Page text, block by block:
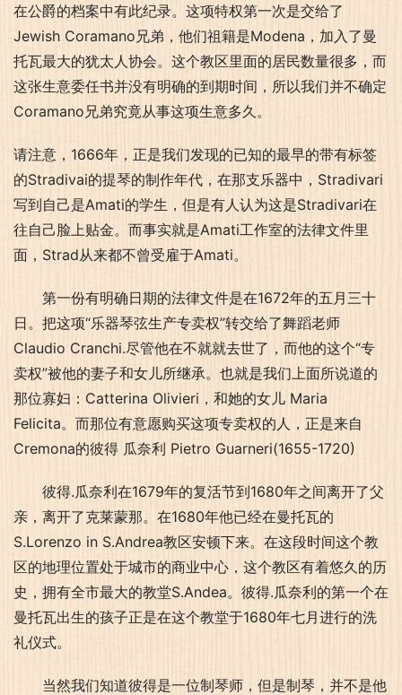
在公爵的档案中有此纪录。这项特权第一次是交给了
Jewish Coramano兄弟，他们祖籍是Modena，加入了曼
托瓦最大的犹太人协会。这个教区里面的居民数量很多，而
这张生意委任书并没有明确的到期时间，所以我们并不确定
Coramano兄弟究竟从事这项生意多久。
请注意，1666年，正是我们发现的已知的最早的带有标签
的Stradivai的提琴的制作年代，在那支乐器中，Stradivari
写到自己是Amati的学生，但是有人认为这是Stradivari在
往自己脸上贴金。而事实就是Amati工作室的法律文件里
面，Strad从来都不曾受雇于Amati。
第一份有明确日期的法律文件是在1672年的五月三十
日。把这项“乐器琴弦生产专卖权”转交给了舞蹈老师
Claudio Cranchi.尽管他在不就就去世了，而他的这个“专
卖权”被他的妻子和女儿所继承。也就是我们上面所说道的
那位寡妇：Catterina Olivieri，和她的女儿 Maria
Felicita。而那位有意愿购买这项专卖权的人，正是来自
Cremona的彼得 瓜奈利 Pietro Guarneri(1655-1720)
彼得.瓜奈利在1679年的复活节到1680年之间离开了父
亲，离开了克莱蒙那。在1680年他已经在曼托瓦的
S.Lorenzo in S.Andrea教区安顿下来。在这段时间这个教
区的地理位置处于城市的商业中心，这个教区有着悠久的历
史，拥有全市最大的教堂S.Andea。彼得.瓜奈利的第一个在
曼托瓦出生的孩子正是在这个教堂于1680年七月进行的洗
礼仪式。
当然我们知道彼得是一位制琴师，但是制琴，并不是他